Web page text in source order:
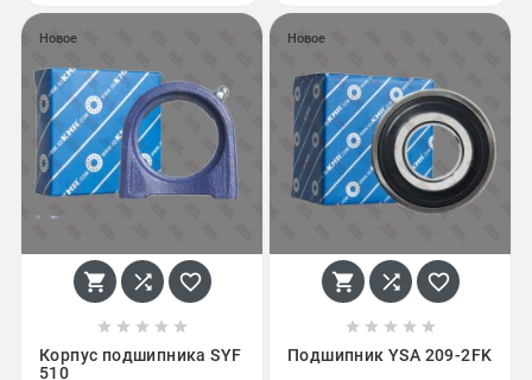
Новое
  
    
Корпус подшипника SYF
510
Новое
  
    
Подшипник YSA 209-2FK